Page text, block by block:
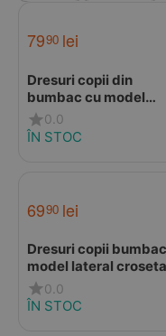
7990 lei
Dresuri copii din
bumbac cu model
lateral crosetat, linen,
Condor
0.0
ÎN STOC
6990 lei
Dresuri copii
model lateral
perforatii, sakura
Condor
0.0
ÎN STOC